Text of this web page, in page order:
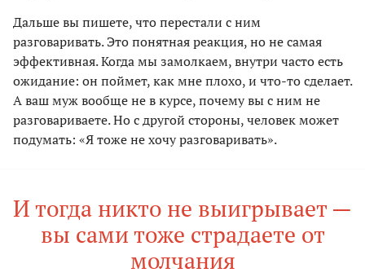
Дальше вы пишете, что перестали с ним
разговаривать. Это понятная реакция, но не самая
эффективная. Когда мы замолкаем, внутри часто есть
ожидание: он поймет, как мне плохо, и что-то сделает.
А ваш муж вообще не в курсе, почему вы с ним не
разговариваете. Но с другой стороны, человек может
подумать: «Я тоже не хочу разговаривать».
И тогда никто не выигрывает —
вы сами тоже страдаете от
молчания